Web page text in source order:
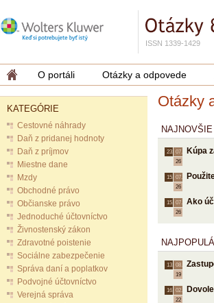
ISSN 1339-1429
O portáli Otázky a odpovede
KATEGÓRIE
Cestovné náhrady
Daň z pridanej hodnoty
Daň z príjmov
Miestne dane
Mzdy
Obchodné právo
Občianske právo
Jednoduché účtovníctvo
Živnostenský zákon
Zdravotné poistenie
Sociálne zabezpečenie
Správa daní a poplatkov
Podvojné účtovníctvo
Verejná správa
Otázky
23. 07.
26
Kúpa
15. 07.
26
15. 07.
26
Ako
13. 08.
19
16. 02.
22